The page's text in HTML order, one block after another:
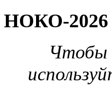
НОКО-2026
Чтобы